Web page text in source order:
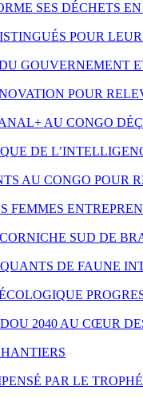
SES DÉCHETS
POUR
GOUVERNEMENT
POUR
AU CONGO
DE
AU CONGO POUR
FEMMES
SUD DE
DE FAUNE
2040 AU CŒUR
PAR LE